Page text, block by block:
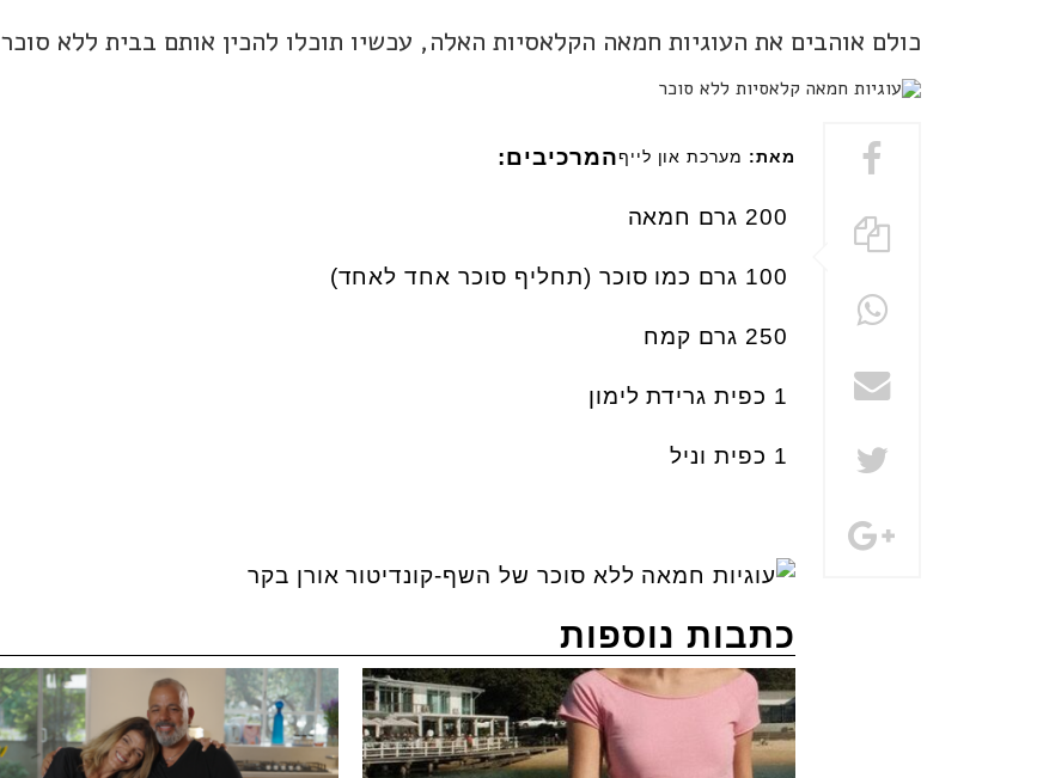
כולם אוהבים את העוגיות חמאה הקלאסיות האלה, עכשיו תוכלו להכין אותם בבית ללא סוכר
מאת: מערכת און לייףהמרכיבים:
200 גרם חמאה
100 גרם כמו סוכר (תחליף סוכר אחד לאחד)
250 גרם קמח
1 כפית גרידת לימון
1 כפית וניל
כתבות נוספות